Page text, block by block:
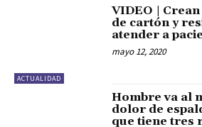
ACTUALIDAD
VIDEO |
de cartón y
atender a
mayo 12, 2020
Hombre va al
dolor de
que tiene tres